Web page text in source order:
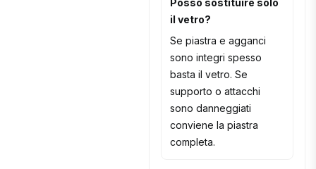
Posso sostituire solo
il vetro?
Se piastra e agganci
sono integri spesso
basta il vetro. Se
supporto o attacchi
sono danneggiati
conviene la piastra
completa.